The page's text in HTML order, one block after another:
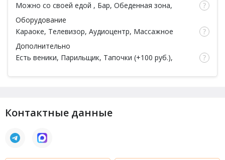
Можно со своей едой , Бар, Обеденная зона,
Русская кухня, Европейская кухня, Чай
Оборудование
Караоке, Телевизор, Аудиоцентр, Массажное
Дополнительно
Есть веники, Парильщик, Тапочки (+100 руб.),
Халаты (+300 руб.), Шампунь (+50 руб.), Мыло,
Контактные данные